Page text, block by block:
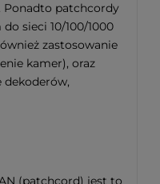
Ponadto patchcordy
sieci 10/100/1000
zastosowanie
kamer), oraz
dekoderów,
(patchcord) jest to